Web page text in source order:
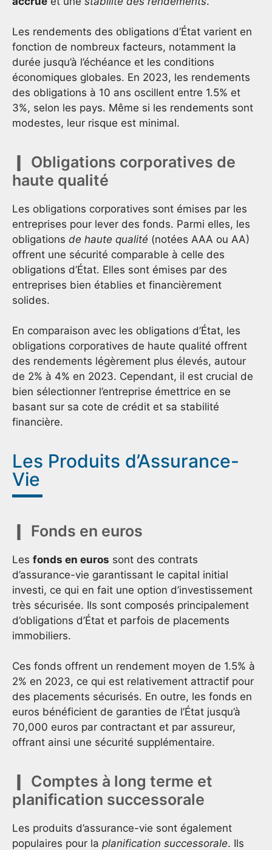
Les rendements des obligations d’État varient en
fonction de nombreux facteurs, notamment la
durée jusqu’à l’échéance et les conditions
économiques globales. En 2023, les rendements
des obligations à 10 ans oscillent entre 1.5% et
3%, selon les pays. Même si les rendements sont
modestes, leur risque est minimal.
Obligations corporatives de
haute qualité
Les obligations corporatives sont émises par les
entreprises pour lever des fonds. Parmi elles, les
obligations de haute qualité (notées AAA ou AA)
offrent une sécurité comparable à celle des
obligations d’État. Elles sont émises par des
entreprises bien établies et financièrement
solides.
En comparaison avec les obligations d’État, les
obligations corporatives de haute qualité offrent
des rendements légèrement plus élevés, autour
de 2% à 4% en 2023. Cependant, il est crucial de
bien sélectionner l’entreprise émettrice en se
basant sur sa cote de crédit et sa stabilité
financière.
Les Produits d’Assurance-
Vie
Fonds en euros
Les fonds en euros sont des contrats
d’assurance-vie garantissant le capital initial
investi, ce qui en fait une option d’investissement
très sécurisée. Ils sont composés principalement
d’obligations d’État et parfois de placements
immobiliers.
Ces fonds offrent un rendement moyen de 1.5% à
2% en 2023, ce qui est relativement attractif pour
des placements sécurisés. En outre, les fonds en
euros bénéficient de garanties de l’État jusqu’à
70,000 euros par contractant et par assureur,
offrant ainsi une sécurité supplémentaire.
Comptes à long terme et
planification successorale
Les produits d’assurance-vie sont également
populaires pour la planification successorale. Ils